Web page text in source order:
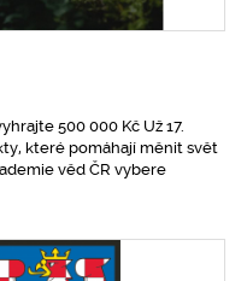
500 000 Kč Už 17.
které pomáhají měnit svět
věd ČR vybere